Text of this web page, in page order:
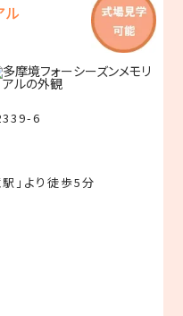
ル
6
」より徒歩5分